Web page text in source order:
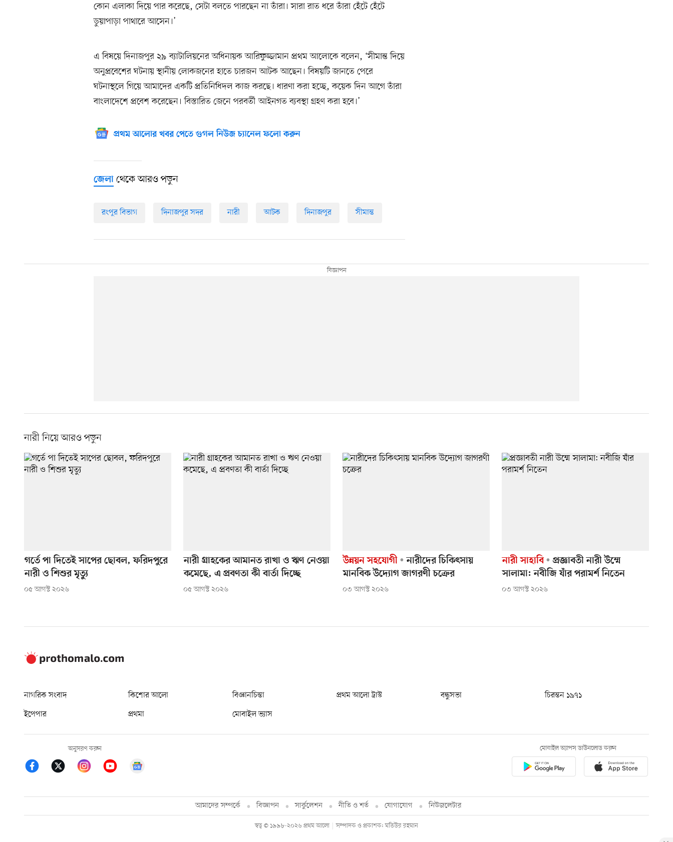
কোন এলাকা দিয়ে পার করেছে, সেটা বলতে পারছেন না তাঁরা। সারা রাত ধরে তাঁরা হেঁটে হেঁটে
ডুয়াপাড়া পাথারে আসেন।’
এ বিষয়ে দিনাজপুর ২৯ ব্যাটালিয়নের অধিনায়ক আরিফুজ্জামান প্রথম আলোকে বলেন, ‘সীমান্ত দিয়ে
অনুপ্রবেশের ঘটনায় স্থানীয় লোকজনের হাতে চারজন আটক আছেন। বিষয়টি জানতে পেরে
ঘটনাস্থলে গিয়ে আমাদের একটি প্রতিনিধিদল কাজ করছে। ধারণা করা হচ্ছে, কয়েক দিন আগে তাঁরা
বাংলাদেশে প্রবেশ করেছেন। বিস্তারিত জেনে পরবর্তী আইনগত ব্যবস্থা গ্রহণ করা হবে।’
প্রথম আলোর খবর পেতে গুগল নিউজ চ্যানেল ফলো করুন
জেলা থেকে আরও পড়ুন
রংপুর বিভাগ দিনাজপুর সদর নারী আটক দিনাজপুর সীমান্ত
নারী নিয়ে আরও পড়ুন
গর্তে পা দিতেই সাপের ছোবল, ফরিদপুরে
নারী ও শিশুর মৃত্যু
০৫ আগস্ট ২০২৬
নারী গ্রাহকের আমানত রাখা ও ঋণ নেওয়া
কমেছে, এ প্রবণতা কী বার্তা দিচ্ছে
০৫ আগস্ট ২০২৬
উন্নয়ন সহযোগী
নারীদের চিকিৎসায়
মানবিক উদ্যোগ জাগরণী চক্রের
০৩ আগস্ট ২০২৬
নারী সাহাবি
প্রজ্ঞাবতী নারী উম্মে
সালামা: নবীজি যাঁর পরামর্শ নিতেন
০৩ আগস্ট ২০২৬
নাগরিক সংবাদ কিশোর আলো বিজ্ঞানচিন্তা প্রথম আলো ট্রাস্ট বন্ধুসভা
চিরন্তন ১৯৭১
ইপেপার
প্রথমা মোবাইল ভ্যাস
অনুসরণ করুন মোবাইল অ্যাপস ডাউনলোড করুন
আমাদের সম্পর্কে বিজ্ঞাপন সার্কুলেশন নীতি ও শর্ত যোগাযোগ নিউজলেটার
স্বত্ব © ১৯৯৮-২০২৬ প্রথম আলো সম্পাদক ও প্রকাশক: মতিউর রহমান